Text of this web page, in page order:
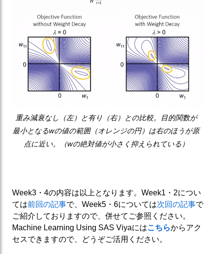
重み減衰なし（左）と有り（右）との比較。目的関数が
最小となるwの値の範囲（オレンジの円）は右のほうが原
点に近い。（wの絶対値が小さく抑えられている）
Week3・4の内容は以上となります。Week1・2につい
ては前回の記事で、Week5・6については次回の記事で
ご紹介しておりますので、併せてご参照ください。
Machine Learning Using SAS Viyaにはこちらからアク
セスできますので、どうぞご活用ください。